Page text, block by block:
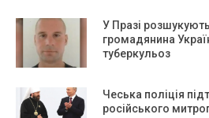
У Празі
громадянина
туберкульоз
Чеська поліція
російського